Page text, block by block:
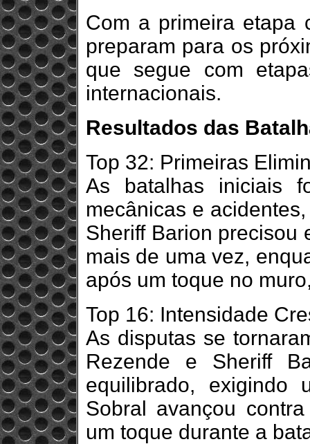
Com a primeira etapa
preparam para os
que segue com
internacionais.
Resultados das
Top 32: Primeiras
As batalhas iniciais
mecânicas e
Sheriff Barion precisou
mais de uma vez,
após um toque no
Top 16: Intensidade
As disputas se
Rezende e Sheriff
equilibrado, exigindo
Sobral avançou
um toque durante a